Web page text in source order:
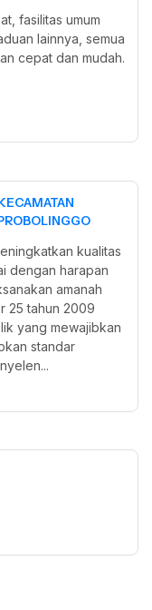
fasilitas umum
lainnya, semua
cepat dan mudah.
kualitas
dengan harapan
amanah
25 tahun 2009
yang mewajibkan
standar